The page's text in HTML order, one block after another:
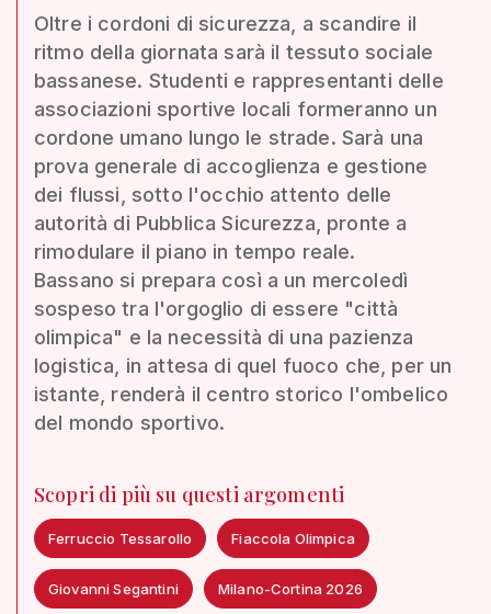
Oltre i cordoni di sicurezza, a scandire il
ritmo della giornata sarà il tessuto sociale
bassanese. Studenti e rappresentanti delle
associazioni sportive locali formeranno un
cordone umano lungo le strade. Sarà una
prova generale di accoglienza e gestione
dei flussi, sotto l'occhio attento delle
autorità di Pubblica Sicurezza, pronte a
rimodulare il piano in tempo reale.
Bassano si prepara così a un mercoledì
sospeso tra l'orgoglio di essere "città
olimpica" e la necessità di una pazienza
logistica, in attesa di quel fuoco che, per un
istante, renderà il centro storico l'ombelico
del mondo sportivo.
Scopri di più su questi argomenti
Ferruccio Tessarollo Fiaccola Olimpica
Giovanni Segantini Milano-Cortina 2026